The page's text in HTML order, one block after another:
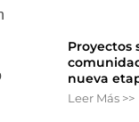
Proyectos
nueva
Leer Más >>